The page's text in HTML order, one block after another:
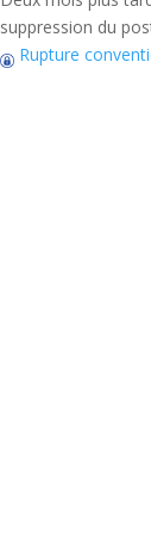
suppression du
Rupture